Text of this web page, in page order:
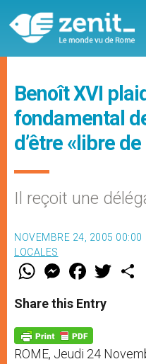
Benoît XVI
fondamental
d’être «libre
Il reçoit une
NOVEMBRE 24, 2005 00:00
LOCALES
W
t
s
p
p
M
e
s
e
g
e
r
F
a
e
b
o
k
w
Share this Entry
ROME, Jeudi 24